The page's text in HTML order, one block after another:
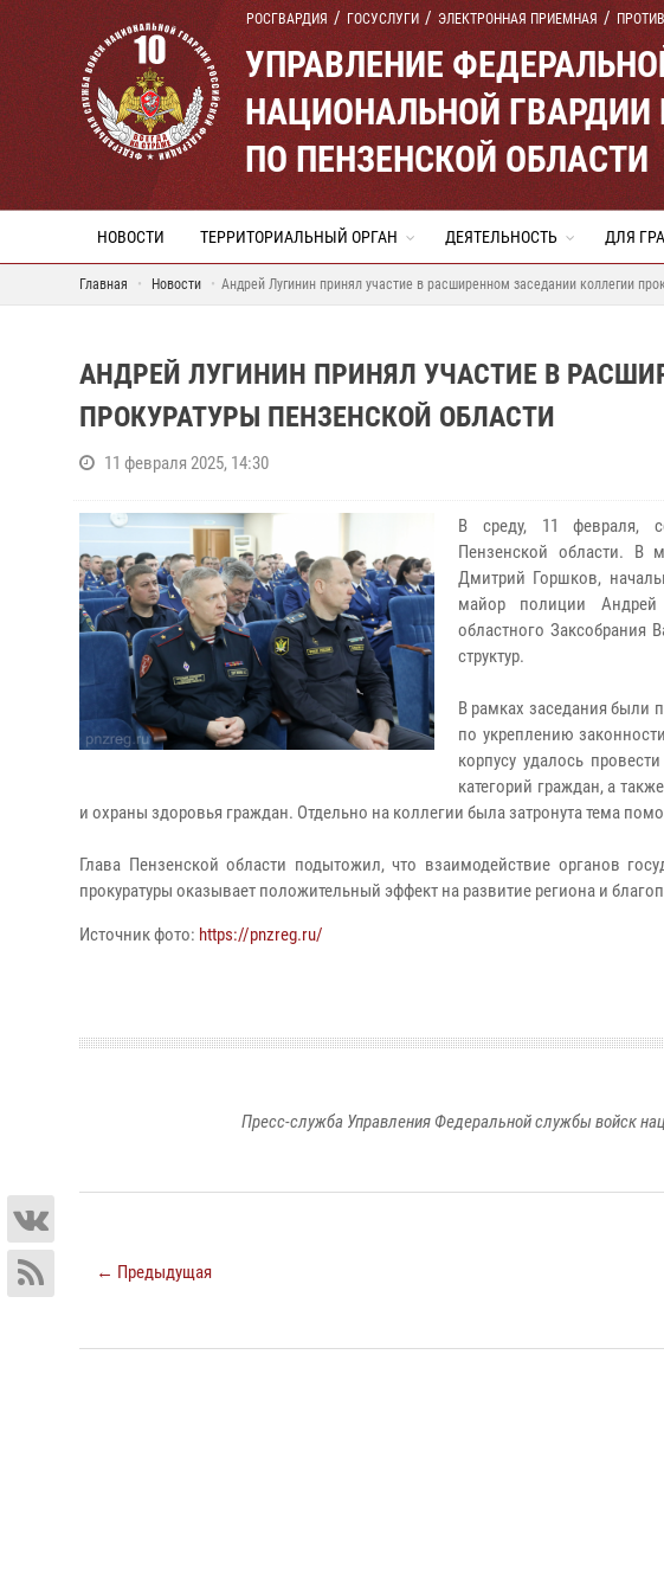
РОСГВАРДИЯ ГОСУСЛУГИ ЭЛЕКТРОННАЯ ПРИЕМНАЯ
УПРАВЛЕНИЕ
НАЦИОНАЛЬНОЙ
ПО ПЕНЗЕНСКОЙ ОБЛАСТИ
НОВОСТИ ТЕРРИТОРИАЛЬНЫЙ ОРГАН ДЕЯТЕЛЬНОСТЬ ДЛЯ
Главная Новости Андрей Лугинин принял участие в расширенном заседании коллегии
АНДРЕЙ ЛУГИНИН ПРИНЯЛ УЧАСТИЕ В
ПРОКУРАТУРЫ ПЕНЗЕНСКОЙ ОБЛАСТИ
11 февраля 2025, 14:30
В среду, 11 февраля,
Пензенской области. В
Дмитрий Горшков,
майор полиции Андрей
областного Заксобрания
структур.
В рамках заседания были
по укреплению
корпусу удалось
категорий граждан, а
и охраны здоровья граждан. Отдельно на коллегии была затронута тема
Глава Пензенской области подытожил, что взаимодействие органов
прокуратуры оказывает положительный эффект на развитие региона и
Источник фото: https://pnzreg.ru/
Пресс-служба Управления Федеральной службы войск
← Предыдущая